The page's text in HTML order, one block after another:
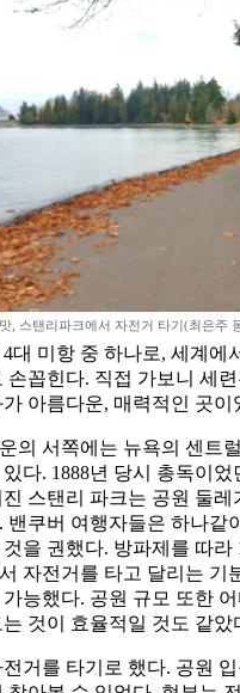
, 스탠리파크에서 자전거 타기(최은주
대 미항 중 하나로, 세계에
손꼽힌다. 직접 가보니 세
아름다운, 매력적인 곳이
의 서쪽에는 뉴욕의 센트
다. 1888년 당시 총독이었
스탠리 파크는 공원 둘레
밴쿠버 여행자들은 하나같
을 권했다. 방파제를 따라
자전거를 타고 달리는 기
능했다. 공원 규모 또한
것이 효율적일 것도 같았
거를 타기로 했다. 공원